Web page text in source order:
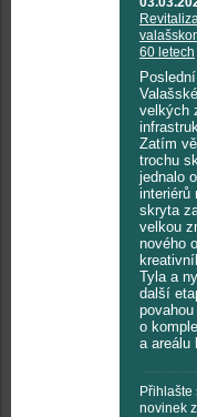
60 letech
velkých
Zatím
trochu
jednalo
interiérů
skryta
velkou
nového
Tyla a
další
o
a areálu
Přihlašte
novinek